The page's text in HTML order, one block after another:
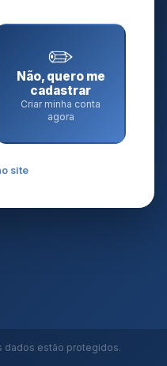
✏️
Não, quero me
cadastrar
Criar minha conta
agora
site
dados estão protegidos.